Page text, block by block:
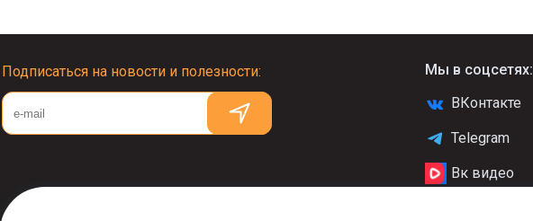
Подписаться на новости и полезности:
Мы в соцсетях:
ВКонтакте
Telegram
Вк видео